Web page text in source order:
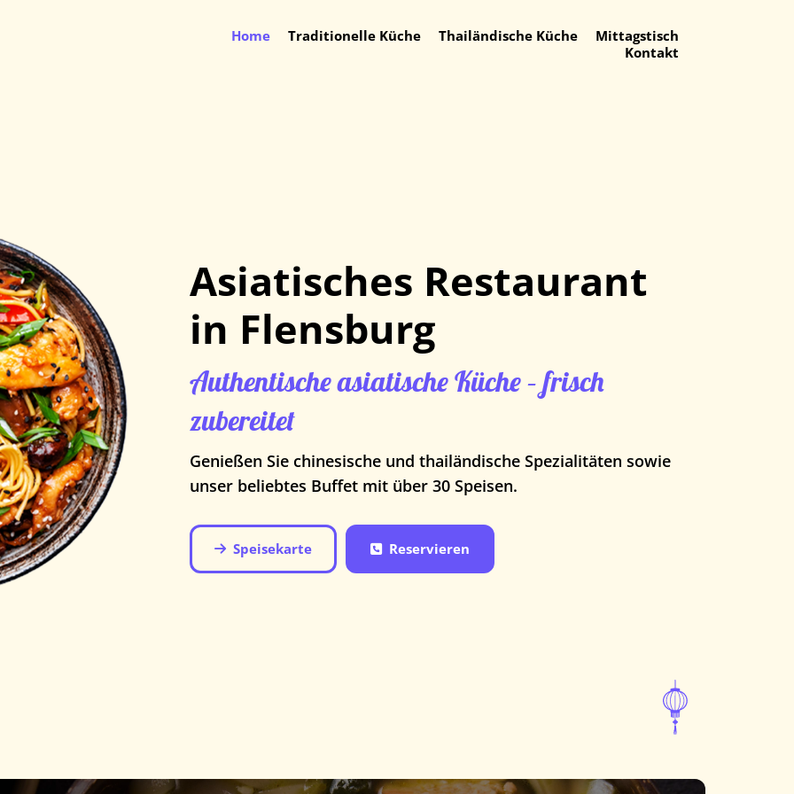
Home Traditionelle Küche Thailändische Küche
Mittagstisch
Kontakt
Asiatisches Restaurant
in Flensburg
Authentische asiatische Küche – frisch
zubereitet
Genießen Sie chinesische und thailändische Spezialitäten sowie
unser beliebtes Buffet mit über 30 Speisen.
Speisekarte Reservieren